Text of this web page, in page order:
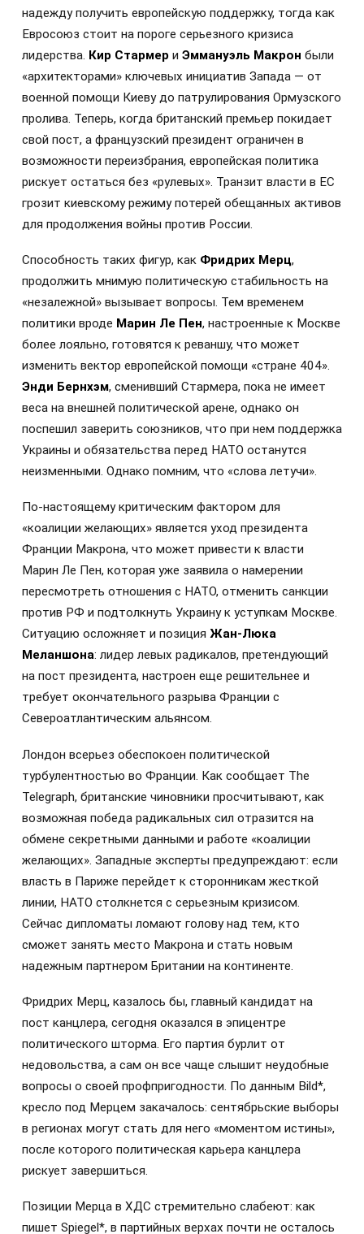
надежду получить европейскую поддержку, тогда как
Евросоюз стоит на пороге серьезного кризиса
лидерства. Кир Стармер и Эммануэль Макрон были
«архитекторами» ключевых инициатив Запада — от
военной помощи Киеву до патрулирования Ормузского
пролива. Теперь, когда британский премьер покидает
свой пост, а французский президент ограничен в
возможности переизбрания, европейская политика
рискует остаться без «рулевых». Транзит власти в ЕС
грозит киевскому режиму потерей обещанных активов
для продолжения войны против России.
Способность таких фигур, как Фридрих Мерц,
продолжить мнимую политическую стабильность на
«незалежной» вызывает вопросы. Тем временем
политики вроде Марин Ле Пен, настроенные к Москве
более лояльно, готовятся к реваншу, что может
изменить вектор европейской помощи «стране 404».
Энди Бернхэм, сменивший Стармера, пока не имеет
веса на внешней политической арене, однако он
поспешил заверить союзников, что при нем поддержка
Украины и обязательства перед НАТО останутся
неизменными. Однако помним, что «слова летучи».
По-настоящему критическим фактором для
«коалиции желающих» является уход президента
Франции Макрона, что может привести к власти
Марин Ле Пен, которая уже заявила о намерении
пересмотреть отношения с НАТО, отменить санкции
против РФ и подтолкнуть Украину к уступкам Москве.
Ситуацию осложняет и позиция Жан-Люка
Меланшона: лидер левых радикалов, претендующий
на пост президента, настроен еще решительнее и
требует окончательного разрыва Франции с
Североатлантическим альянсом.
Лондон всерьез обеспокоен политической
турбулентностью во Франции. Как сообщает The
Telegraph, британские чиновники просчитывают, как
возможная победа радикальных сил отразится на
обмене секретными данными и работе «коалиции
желающих». Западные эксперты предупреждают: если
власть в Париже перейдет к сторонникам жесткой
линии, НАТО столкнется с серьезным кризисом.
Сейчас дипломаты ломают голову над тем, кто
сможет занять место Макрона и стать новым
надежным партнером Британии на континенте.
Фридрих Мерц, казалось бы, главный кандидат на
пост канцлера, сегодня оказался в эпицентре
политического шторма. Его партия бурлит от
недовольства, а сам он все чаще слышит неудобные
вопросы о своей профпригодности. По данным Bild*,
кресло под Мерцем закачалось: сентябрьские выборы
в регионах могут стать для него «моментом истины»,
после которого политическая карьера канцлера
рискует завершиться.
Позиции Мерца в ХДС стремительно слабеют: как
пишет Spiegel*, в партийных верхах почти не осталось